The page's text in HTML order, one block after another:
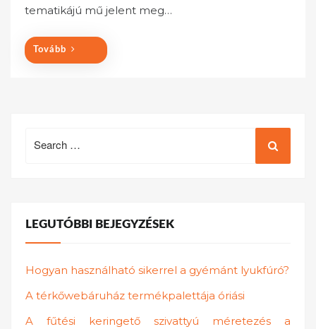
o
tematikájú mű jelent meg…
Tovább
for:
LEGUTÓBBI BEJEGYZÉSEK
Hogyan használható sikerrel a gyémánt lyukfúró?
A térkőwebáruház termékpalettája óriási
A fűtési keringető szivattyú méretezés a